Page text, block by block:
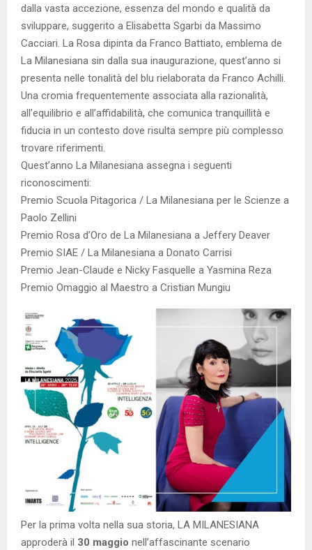
dalla vasta accezione, essenza del mondo e qualità da
sviluppare, suggerito a Elisabetta Sgarbi da Massimo
Cacciari. La Rosa dipinta da Franco Battiato, emblema de
La Milanesiana sin dalla sua inaugurazione, quest’anno si
presenta nelle tonalità del blu rielaborata da Franco Achilli.
Una cromia frequentemente associata alla razionalità,
all’equilibrio e all’affidabilità, che comunica tranquillità e
fiducia in un contesto dove risulta sempre più complesso
trovare riferimenti.
Quest’anno La Milanesiana assegna i seguenti
riconoscimenti:
Premio Scuola Pitagorica / La Milanesiana per le Scienze a
Paolo Zellini
Premio Rosa d’Oro de La Milanesiana a Jeffery Deaver
Premio SIAE / La Milanesiana a Donato Carrisi
Premio Jean-Claude e Nicky Fasquelle a Yasmina Reza
Premio Omaggio al Maestro a Cristian Mungiu
Per la prima volta nella sua storia, LA MILANESIANA
approderà il 30 maggio nell’affascinante scenario